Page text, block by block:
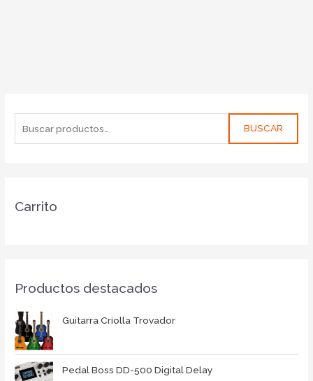
BUSCAR
Carrito
Productos destacados
Guitarra Criolla Trovador
Pedal Boss DD-500 Digital Delay